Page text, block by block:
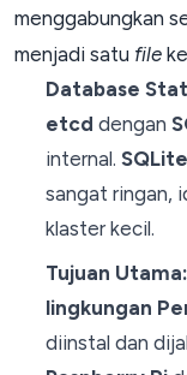
menggabungkan
menjadi satu file
Database
etcd dengan
internal. SQLite
sangat ringan,
klaster kecil.
Tujuan Utama:
lingkungan
diinstal dan